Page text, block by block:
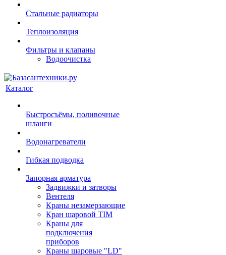
Стальные радиаторы
Теплоизоляция
Фильтры и клапаны
Водоочистка
Каталог
Быстросъёмы, поливочные
шланги
Водонагреватели
Гибкая подводка
Запорная арматура
Задвижки и затворы
Вентеля
Краны незамерзающие
Кран шаровой TIM
Краны для
подключения
приборов
Краны шаровые "LD"